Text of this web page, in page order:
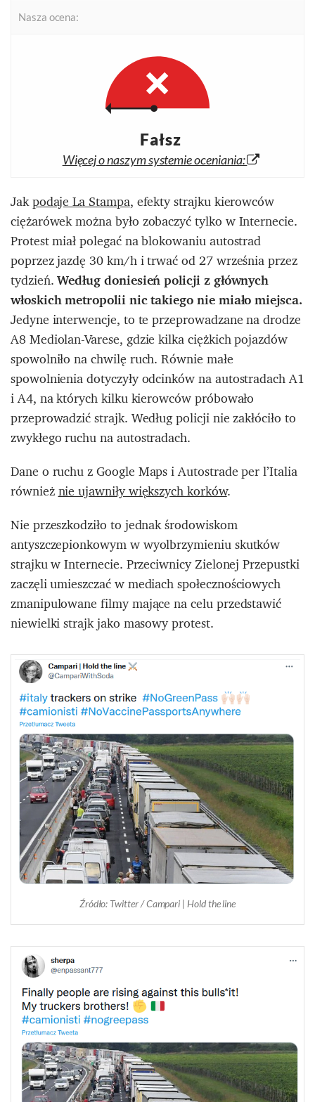
Nasza ocena:
Fałsz
Więcej o naszym systemie oceniania:
Jakpodaje La Stampa, efekty strajku kierowców
ciężarówek można było zobaczyć tylko w Internecie.
Protest miał polegać na blokowaniu autostrad
poprzez jazdę 30 km/h i trwać od 27 września przez
tydzień.Według doniesień policji z głównych
włoskich metropolii nic takiego nie miało miejsca.
Jedyne interwencje, to te przeprowadzane na drodze
A8 Mediolan-Varese, gdzie kilka ciężkich pojazdów
spowolniło na chwilę ruch. Równie małe
spowolnienia dotyczyły odcinków na autostradach A1
i A4, na których kilku kierowców próbowało
przeprowadzić strajk. Według policji nie zakłóciło to
zwykłego ruchu na autostradach.
Dane o ruchu z Google Maps i Autostrade per l’Italia
równieżnie ujawniły większych korków.
Nie przeszkodziło to jednak środowiskom
antyszczepionkowym w wyolbrzymieniu skutków
strajku w Internecie. Przeciwnicy Zielonej Przepustki
zaczęli umieszczać w mediach społecznościowych
zmanipulowane filmy mające na celu przedstawić
niewielki strajk jako masowy protest.
Źródło: Twitter / Campari | Hold the line